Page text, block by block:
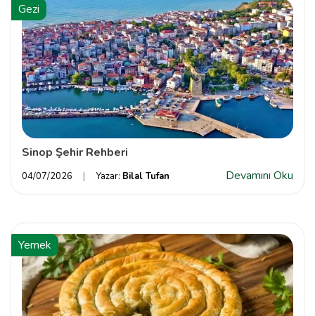
Gezi
Sinop Şehir Rehberi
04/07/2026 Yazar: Bilal Tufan Devamını Oku
Yemek